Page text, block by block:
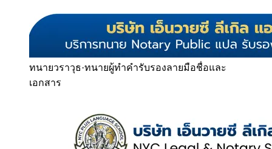
ทนายวราวุธ·ทนายผู้ทำคำรับรองลายมือชื่อและ
เอกสาร